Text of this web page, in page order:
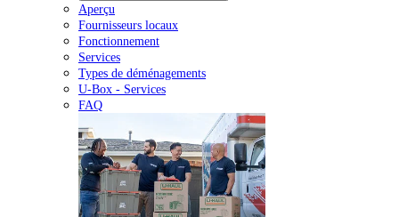
Aperçu
Fournisseurs locaux
Fonctionnement
Services
Types de déménagements
U-Box - Services
FAQ